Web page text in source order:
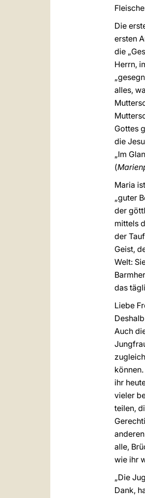
Die
ersten
die
Herrn,
alles,
Gottes
die
„Im
(
Maria
„guter
der
mittels
der
Geist,
Welt:
das
Liebe
Auch
ihr
vieler
teilen,
alle,
wie ihr
„Die
Dank,